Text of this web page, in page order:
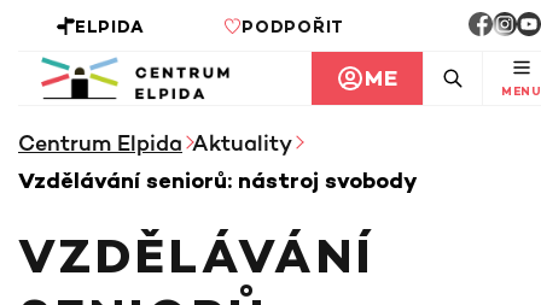
ELPIDA PODPOŘIT
ME MENU
Centrum Elpida Aktuality
Vzdělávání seniorů: nástroj svobody
VZDĚLÁVÁNÍ